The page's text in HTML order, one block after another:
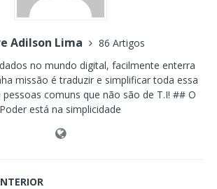
Adilson Lima
86 Artigos
no mundo digital, facilmente enterra
missão é traduzir e simplificar toda essa
comuns que não são de T.I! ## O
Poder está na simplicidade